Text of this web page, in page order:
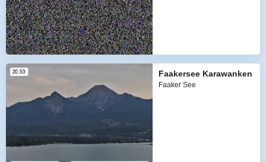
Faakersee Karawanken
Faaker See